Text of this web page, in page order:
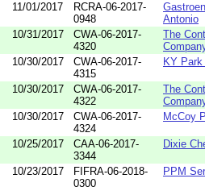
11/01/2017
RCRA-06-2017-
0948
Antonio
10/31/2017
CWA-06-2017-
4320
The
10/30/2017
CWA-06-2017-
4315
KY Park
10/30/2017
CWA-06-2017-
4322
The
10/30/2017
CWA-06-2017-
4324
McCoy
10/25/2017
CAA-06-2017-
3344
Dixie
10/23/2017
FIFRA-06-2018-
0300
PPM